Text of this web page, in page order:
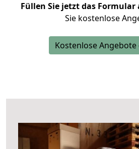
Füllen Sie jetzt das Formular
Sie kostenlose
Kostenlose